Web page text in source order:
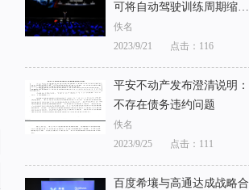
可将自动驾驶训练周期缩…
佚名
2023/9/21
点击：116
平安不动产发布澄清说明：
不存在债务违约问题
佚名
2023/9/25
点击：111
百度希壤与高通达成战略合